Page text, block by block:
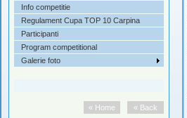
Info competitie
Regulament Cupa TOP 10 Carpina
Participanti
Program competitional
Galerie foto
« Back
« Home